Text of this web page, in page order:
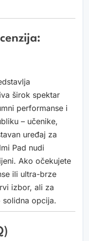
širok spektar
performanse i
– učenike,
uređaj za
Pad nudi
Ako očekujete
ili ultra-brze
izbor, ali za
opcija.